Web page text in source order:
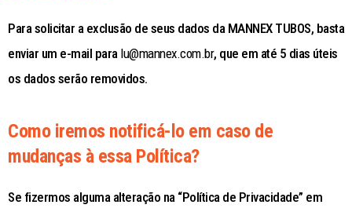
Para solicitar a exclusão de seus dados da MANNEX TUBOS, basta
enviar um e-mail para lu@mannex.com.br, que em até 5 dias úteis
os dados serão removidos.
Como iremos notificá-lo em caso de
mudanças à essa Política?
Se fizermos alguma alteração na “Política de Privacidade” em